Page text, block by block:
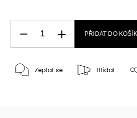
PŘIDAT DO
Zeptat se Hlídat